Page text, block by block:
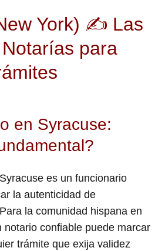
York) ✍️ Las
para
en Syracuse:
es un funcionario
la autenticidad de
la comunidad hispana en
notario confiable puede marcar
trámite que exija validez